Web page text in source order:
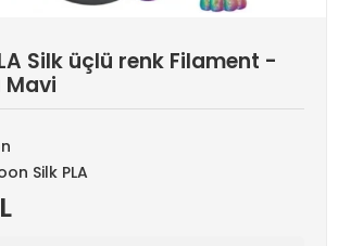
Silk üçlü renk Filament -
Mavi
Silk PLA